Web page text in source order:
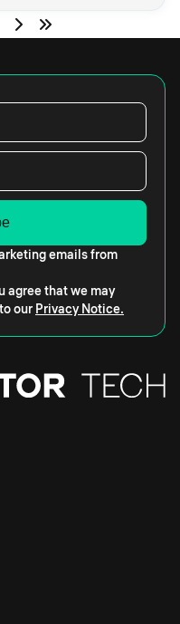
emails from
agree that we may
our Privacy Notice.